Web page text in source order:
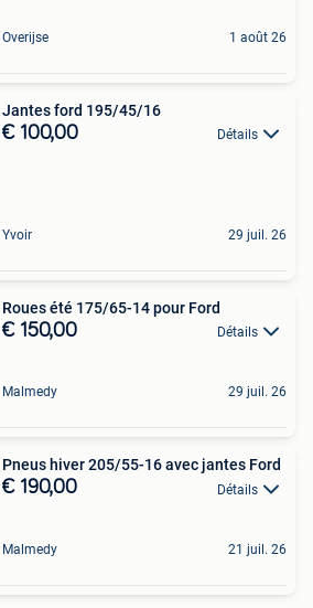
Overijse 1 août 26
Jantes ford 195/45/16
€ 100,00 Détails
Yvoir 29 juil. 26
Roues été 175/65-14 pour Ford
€ 150,00 Détails
Malmedy 29 juil. 26
Pneus hiver 205/55-16 avec jantes Ford
€ 190,00 Détails
Malmedy 21 juil. 26